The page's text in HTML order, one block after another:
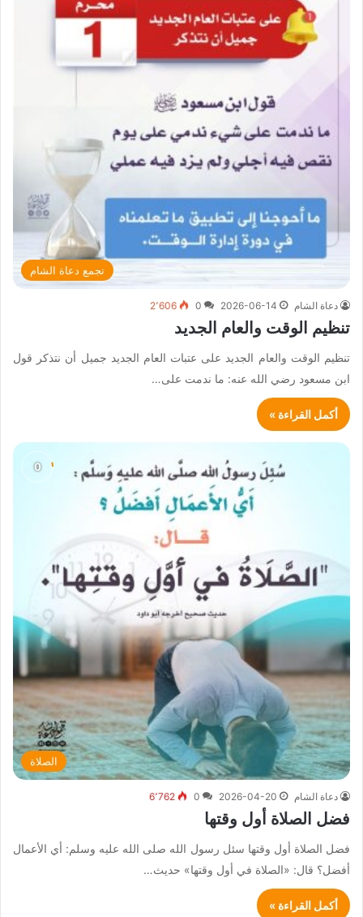
تجمع دعاة الشام
دعاة الشام 2026-06-14
0 2٬606
تنظيم الوقت والعام الجديد
تنظيم الوقت والعام الجديد على عتبات العام الجديد جميل أن نتذكر قول
ابن مسعود رضي الله عنه: ما ندمت على…
أكمل القراءة »
الصلاة
دعاة الشام 2026-04-20
0 6٬762
فضل الصلاة أول وقتها
فضل الصلاة أول وقتها سئل رسول الله صلى الله عليه وسلم: أي الأعمال
أفضل؟ قال: «الصلاة في أول وقتها» حديث…
أكمل القراءة »